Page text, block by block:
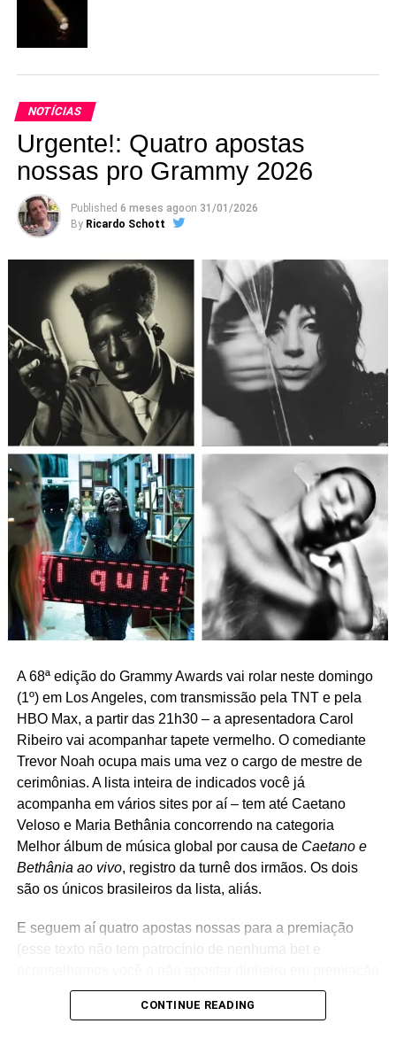
aproveitou para fazer uma turnê de lives, mostrando o
trabalho direto do seu estúdio, em casa.
Batemos um papo rápido por Larissa, ao telefone, sobre o
show no Circo, a volta aos palcos e sobre como está
sendo trabalhar 100% solo.
Como estão sendo os ensaios aí? E como está sendo
sua expectativa para o show no Circo Voador?
Cara… pandemia, né? Eu montei uma estrutura aqui em
casa. Montei um pequeno estúdio e ensaio tudo no fone.
às vezes passo todo o show, às vezes volto. O show tem
muito improviso, mas para ter improviso você tem que
ensaiar muito mais, para conseguir ficar à vontade. Hoje
dei uma choradinha, fiquei emocionada(rindo), pensei:
“Meu deus do céu, vou tocar tudo isso no Circo Voador
sozinha no palco”.
No palco, deve ter muita coisa para ser dita além da
música, não? Porque esse tempo todo que a gente
passou, nesse desgoverno e em casa… Como você
está se preparando para isso?
Eu não sou do tipo que deixa só a música falar, apesar
das minhas músicas falarem por si próprias. Eu não
ideia do que precisa ser dito para um Circo Voador lotado
em tempos de muitas trevas. Temos um fascista no poder,
NOTÍCIAS
Urgente!: Quatro apostas
nossas pro Grammy 2026
Published 6 meses agoon 31/01/2026
By Ricardo Schott
A 68ª edição do Grammy Awards vai rolar neste domingo
(1º) em Los Angeles, com transmissão pela TNT e pela
HBO Max, a partir das 21h30 – a apresentadora Carol
Ribeiro vai acompanhar tapete vermelho. O comediante
Trevor Noah ocupa mais uma vez o cargo de mestre de
cerimônias. A lista inteira de indicados você já
acompanha em vários sites por aí – tem até Caetano
Veloso e Maria Bethânia concorrendo na categoria
Melhor álbum de música global por causa de Caetano e
Bethânia ao vivo, registro da turnê dos irmãos. Os dois
são os únicos brasileiros da lista, aliás.
E seguem aí quatro apostas nossas para a premiação
(esse texto não tem patrocínio de nenhuma bet e
nenhuma).
CONTINUE READING